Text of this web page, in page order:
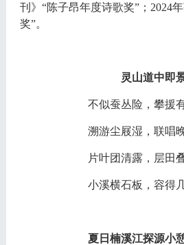
刊》“陈子昂年度诗歌奖”；2024
奖”。
灵山道中即
不似蚕丛险，攀援
溯游尘屐湿，联唱
片叶团清露，层田
小溪横石板，容得
夏日楠溪江探源小